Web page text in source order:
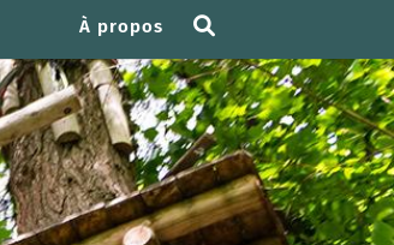
À propos